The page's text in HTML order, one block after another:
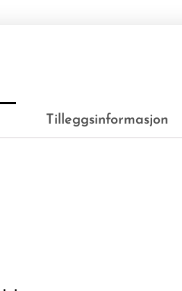
Tilleggsinformasjon